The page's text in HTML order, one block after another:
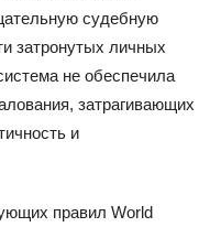
судебную
затронутых личных
не обеспечила
затрагивающих
и
правил World